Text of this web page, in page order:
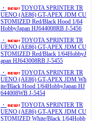
・
TOYOTA SPRINTER TR
UENO (AE86) GT-APEX JDM CU
STOMIZED Red/Black Hood 1/64
HobbyJapan HJ644008RB J-5456
・
TOYOTA SPRINTER TR
UENO (AE86) GT-APEX JDM CU
STOMIZED Red/Black 1/64HobbyJ
apan HJ643008RB J-5455
・
TOYOTA SPRINTER TR
UENO (AE86) GT-APEX JDM Wh
ite/Black Hood 1/64HobbyJapan HJ
644008WB J-5454
・
TOYOTA SPRINTER TR
UENO (AE86) GT-APEX JDM CU
STOMIZED White/Black 1/64Hobb